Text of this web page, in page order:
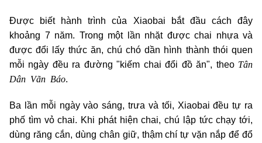
Được biết hành trình của Xiaobai bắt đầu cách đây
khoảng 7 năm. Trong một lần nhặt được chai nhựa và
được đổi lấy thức ăn, chú chó dần hình thành thói quen
mỗi ngày đều ra đường "kiếm chai đổi đồ ăn", theo Tân
Dân Vãn Báo.
Ba lần mỗi ngày vào sáng, trưa và tối, Xiaobai đều tự ra
phố tìm vỏ chai. Khi phát hiện chai, chú lập tức chạy tới,
dùng răng cắn, dùng chân giữ, thậm chí tự vặn nắp để đổ